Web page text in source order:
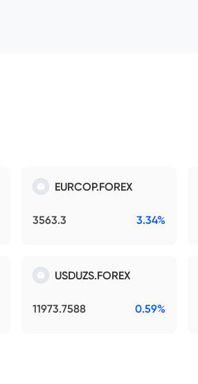
EURCOP.FOREX
3563.3 3.34%
USDUZS.FOREX
11973.7588 0.59%